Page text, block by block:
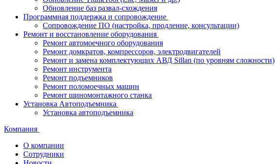
Обновление баз развал-схождения
Программная поддержка и сопровождение
Сопровождение ПО (настройка, продление, консультации)
Ремонт и восстановление оборудования
Ремонт автомоечного оборудования
Ремонт домкратов, компрессоров, электродвигателей
Ремонт и замена комплектующих АВД Sillan (по уровням сложности)
Ремонт инструмента
Ремонт подъемников
Ремонт поломоечных машин
Ремонт шиномонтажного станка
Установка Автоподъемника
Установка автоподъемника
Компания
О компании
Сотрудники